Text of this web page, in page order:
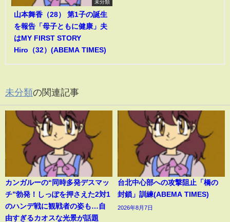
未分類
山本舞香（28） 第1子の誕生
を報告「母子ともに健康」夫
はMY FIRST STORY
Hiro（32）(ABEMA TIMES)
未分類の関連記事
カンガルーの“同時多発デスマッ
チ”勃発！しっぽを押さえた2対1
のハンデ戦に観戦者の姿も…自
由すぎるカオスな光景が話題
台北中心部への攻撃阻止「橋の
封鎖」訓練(ABEMA TIMES)
2026年8月7日